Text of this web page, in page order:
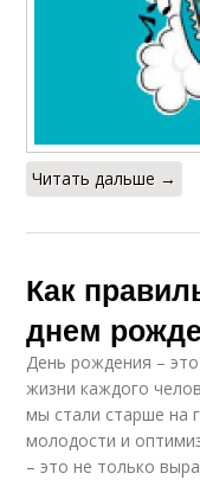
Читать дальше →
Как
днем
День рождения –
жизни каждого
мы стали старше на
молодости и
– это не только